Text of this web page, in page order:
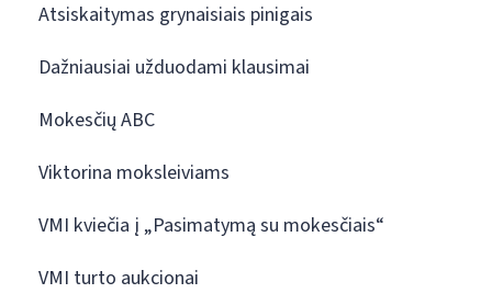
Atsiskaitymas grynaisiais pinigais
Dažniausiai užduodami klausimai
Mokesčių ABC
Viktorina moksleiviams
VMI kviečia į „Pasimatymą su mokesčiais“
VMI turto aukcionai